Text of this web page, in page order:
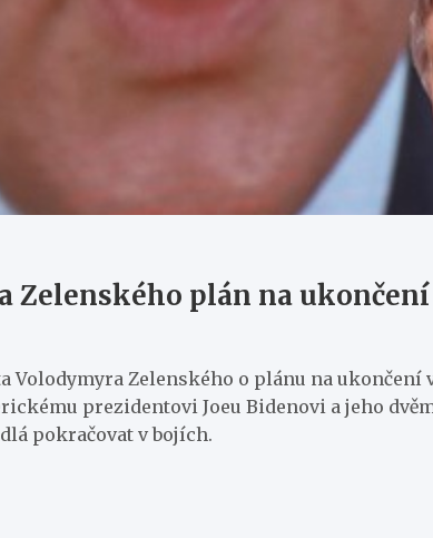
Zelenského plán na
Zelenského o plánu na ukončení
prezidentovi Joeu Bidenovi a jeho
pokračovat v bojích.